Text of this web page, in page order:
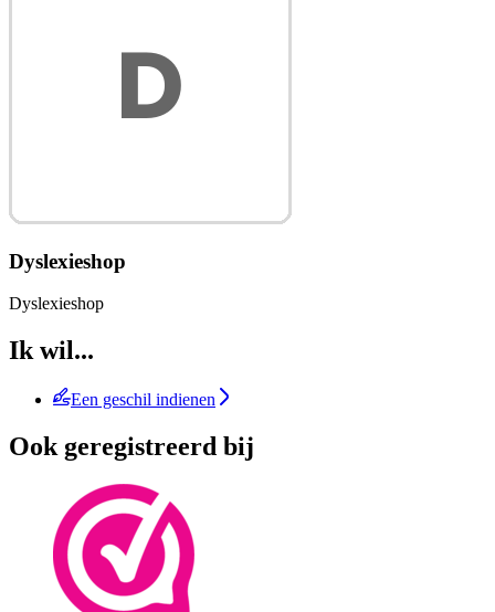
Dyslexieshop
Dyslexieshop
Ik wil...
Een geschil indienen
Ook geregistreerd bij